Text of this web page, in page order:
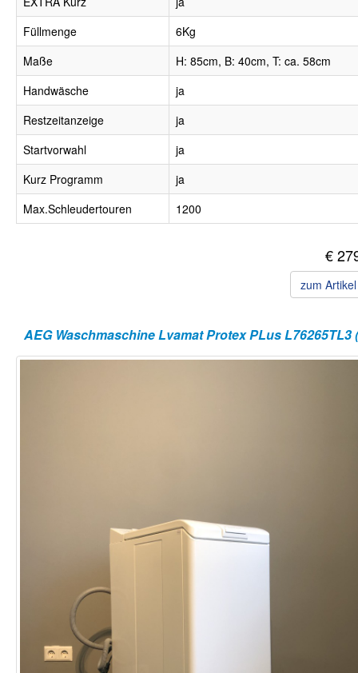
Füllmenge
6Kg
Maße
H: 85cm, B: 40cm, T: ca. 58cm
Handwäsche
ja
Restzeitanzeige
ja
Startvorwahl
ja
Kurz Programm
ja
Max.Schleudertouren
1200
€
zum